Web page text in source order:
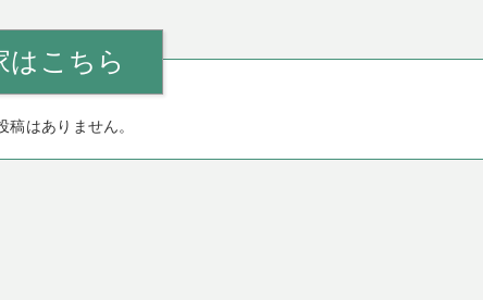
はこちら
はありません。